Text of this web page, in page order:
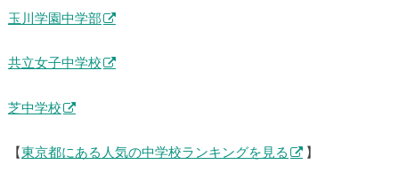
玉川学園中学部
共立女子中学校
芝中学校
【 東京都にある人気の中学校ランキングを見る 】